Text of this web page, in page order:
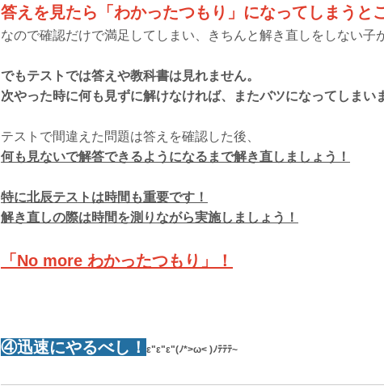
答えを見たら「わかったつもり」になってしまうと
なので確認だけで満足してしまい、きちんと解き直しをしない子
でもテストでは答えや教科書は見れません。
次やった時に何も見ずに解けなければ、またバツになってしまい
テストで間違えた問題は答えを確認した後、
何も見ないで解答できるようになるまで解き直しましょう！
特に北辰テストは時間も重要です！
解き直しの際は時間を測りながら実施しましょう！
「No more わかったつもり」！
④迅速にやるべし！ ε"ε"ε"(ﾉ*>ω< )ﾉﾃﾃﾃ~